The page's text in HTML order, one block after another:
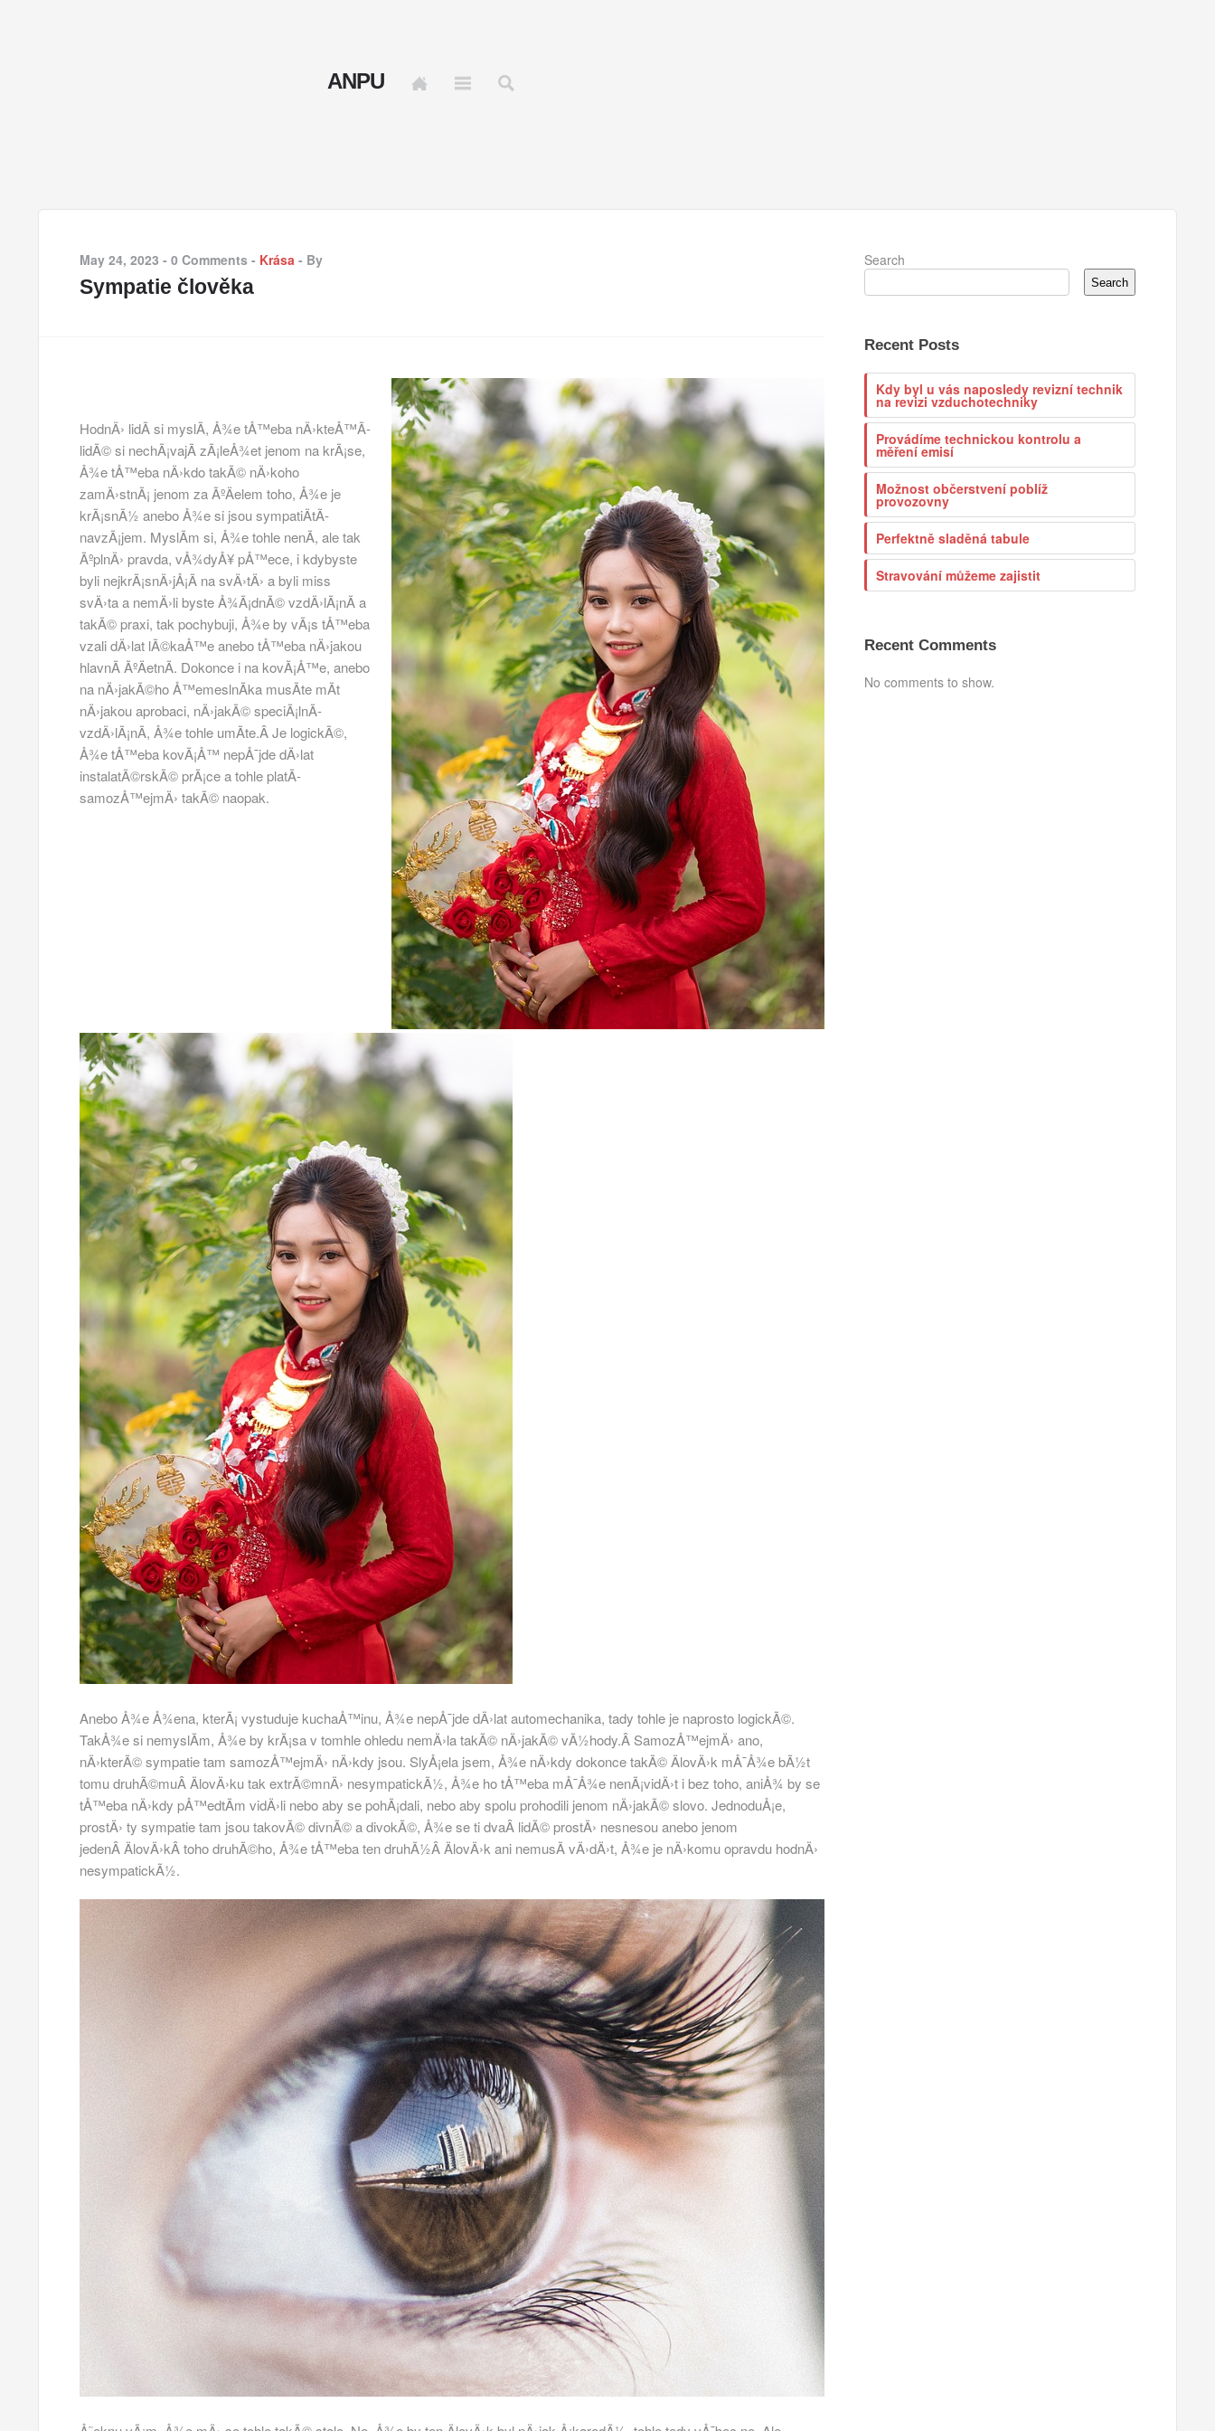
ANPU
May 24, 2023 - 0 Comments - Krása - By
Sympatie člověka
HodnÄ› lidÃ­ si myslÃ­, Å¾e tÅ™eba nÄ›kteÅ™Ã­
lidÃ© si nechÃ¡vajÃ­ zÃ¡leÅ¾et jenom na krÃ¡se,
Å¾e tÅ™eba nÄ›kdo takÃ© nÄ›koho
zamÄ›stnÃ¡ jenom za ÃºÄelem toho, Å¾e je
krÃ¡snÃ½ anebo Å¾e si jsou sympatiÄtÃ­
navzÃ¡jem. MyslÃ­m si, Å¾e tohle nenÃ­, ale tak
ÃºplnÄ› pravda, vÅ¾dyÅ¥ pÅ™ece, i kdybyste
byli nejkrÃ¡snÄ›jÅ¡Ã­ na svÄ›tÄ› a byli miss
svÄ›ta a nemÄ›li byste Å¾Ã¡dnÃ© vzdÄ›lÃ¡nÃ­ a
takÃ© praxi, tak pochybuji, Å¾e by vÃ¡s tÅ™eba
vzali dÄ›lat lÃ©kaÅ™e anebo tÅ™eba nÄ›jakou
hlavnÃ­ ÃºÄetnÃ­. Dokonce i na kovÃ¡Å™e, anebo
na nÄ›jakÃ©ho Å™emeslnÃ­ka musÃ­te mÃ­t
nÄ›jakou aprobaci, nÄ›jakÃ© speciÃ¡lnÃ­
vzdÄ›lÃ¡nÃ­, Å¾e tohle umÃ­te.Â Je logickÃ©,
Å¾e tÅ™eba kovÃ¡Å™ nepÅ¯jde dÄ›lat
instalatÃ©rskÃ© prÃ¡ce a tohle platÃ­
samozÅ™ejmÄ› takÃ© naopak.
Anebo Å¾e Å¾ena, kterÃ¡ vystuduje kuchaÅ™inu, Å¾e nepÅ¯jde dÄ›lat automechanika, tady tohle je naprosto logickÃ©.
TakÅ¾e si nemyslÃ­m, Å¾e by krÃ¡sa v tomhle ohledu nemÄ›la takÃ© nÄ›jakÃ© vÃ½hody.Â SamozÅ™ejmÄ› ano,
nÄ›kterÃ© sympatie tam samozÅ™ejmÄ› nÄ›kdy jsou. SlyÅ¡ela jsem, Å¾e nÄ›kdy dokonce takÃ© ÄlovÄ›k mÅ¯Å¾e bÃ½t
tomu druhÃ©muÂ ÄlovÄ›ku tak extrÃ©mnÄ› nesympatickÃ½, Å¾e ho tÅ™eba mÅ¯Å¾e nenÃ¡vidÄ›t i bez toho, aniÅ¾ by se
tÅ™eba nÄ›kdy pÅ™edtÃ­m vidÄ›li nebo aby se pohÃ¡dali, nebo aby spolu prohodili jenom nÄ›jakÃ© slovo. JednoduÅ¡e,
prostÄ› ty sympatie tam jsou takovÃ© divnÃ© a divokÃ©, Å¾e se ti dvaÂ lidÃ© prostÄ› nesnesou anebo jenom
jedenÂ ÄlovÄ›kÂ toho druhÃ©ho, Å¾e tÅ™eba ten druhÃ½Â ÄlovÄ›k ani nemusÃ­ vÄ›dÄ›t, Å¾e je nÄ›komu opravdu hodnÄ›
nesympatickÃ½.
Search
Search
Recent Posts
Kdy byl u vás naposledy revizní technik
na revizi vzduchotechniky
Provádíme technickou kontrolu a
měření emisí
Možnost občerstvení poblíž
provozovny
Perfektně sladěná tabule
Stravování můžeme zajistit
Recent Comments
No comments to show.